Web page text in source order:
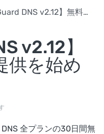
【AdGuard DNS v2.12】無料試用版の提供を始めました
v2.12】
供を始め
全プランの30日間無